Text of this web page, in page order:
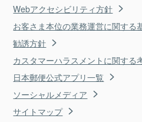
Webアクセシビリティ方針
お客さま本位の業務運営に関する
勧誘方針
カスタマーハラスメントに関する
日本郵便公式アプリ一覧
ソーシャルメディア
サイトマップ